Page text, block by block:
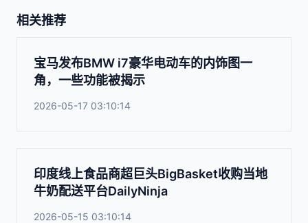
相关推荐
宝马发布BMW i7豪华电动车的内饰图一
角，一些功能被揭示
2026-05-17 03:10:14
印度线上食品商超巨头BigBasket收购当地
牛奶配送平台DailyNinja
2026-05-15 03:10:14